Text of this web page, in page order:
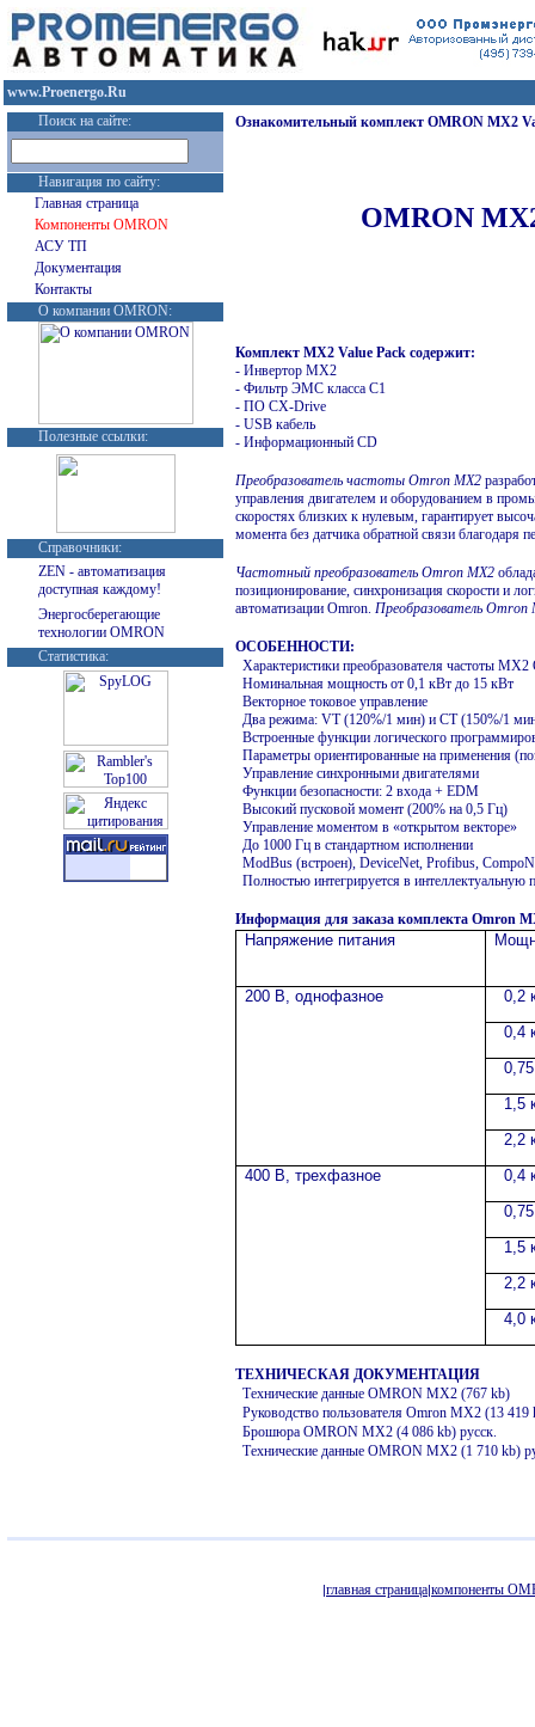
www.Proenergo.Ru
Поиск на сайте:
Навигация по сайту:
Главная страница
Компоненты OMRON
АСУ ТП
Документация
Контакты
О компании OMRON:
Полезные ссылки:
Справочники:
ZEN - автоматизация
доступная каждому!
Энергосберегающие
технологии OMRON
Статистика:
Ознакомительный комплект OMRON MX2
OMRON
Комплект MX2 Value Pack содержит:
- Инвертор MX2
- Фильтр ЭМС класса C1
- ПО CX-Drive
- USB кабель
- Информационный CD
Преобразователь частоты Omron MX2
управления двигателем и оборудованием в
скоростях близких к нулевым, гарантирует
момента без датчика обратной связи благодаря
Частотный преобразователь Omron MX2
позиционирование, синхронизация скорости и
автоматизации Omron. Преобразователь Omron
ОСОБЕННОСТИ:
Характеристики преобразователя частоты MX2
Номинальная мощность от 0,1 кВт до 15 кВт
Векторное токовое управление
Два режима: VT (120%/1 мин) и CT (150%/1
Встроенные функции логического
Параметры ориентированные на применения
Управление синхронными двигателями
Функции безопасности: 2 входа + EDM
Высокий пусковой момент (200% на 0,5 Гц)
Управление моментом в «открытом векторе»
До 1000 Гц в стандартном исполнении
ModBus (встроен), DeviceNet, Profibus,
Полностью интегрируется в
Информация для заказа комплекта Omron
Напряжение питания
200 В, однофазное
0,2
0,4
1,5
2,2
400 В, трехфазное
0,4
1,5
2,2
4,0
ТЕХНИЧЕСКАЯ ДОКУМЕНТАЦИЯ
Технические данные OMRON MX2 (767 kb)
Руководство пользователя Omron MX2 (13 419
Брошюра OMRON MX2 (4 086 kb) русск.
Технические данные OMRON MX2 (1 710 kb)
|главная страница|компоненты